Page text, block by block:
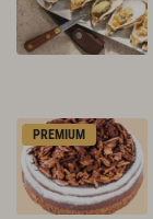
PREMIUM